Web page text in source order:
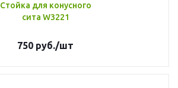
Стойка для конусного
сита W3221
750 руб./шт